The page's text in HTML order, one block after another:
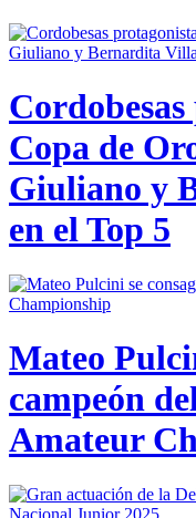
Copa de
Giuliano y
en el Top 5
Mateo
campeón
Amateur